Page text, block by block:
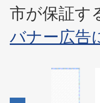
市が保証す
バナー広告